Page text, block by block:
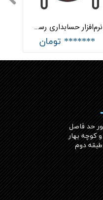
نرم‌افزار حسابداری رستوران ساده هلو APEX
******* تومان
۱۷ شهریور حد فاصل
کوچه بهار
دوم